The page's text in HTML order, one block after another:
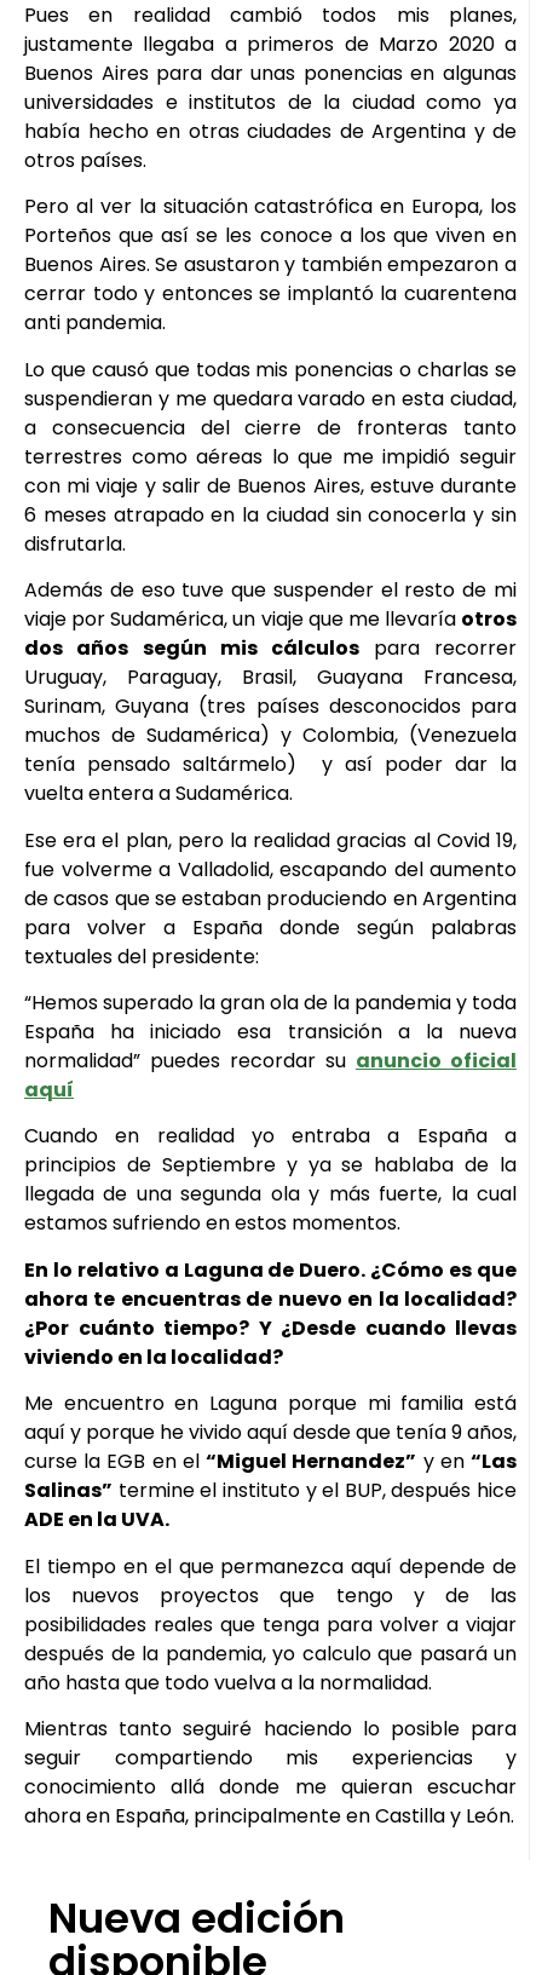
Pues en realidad cambió todos mis planes,
justamente llegaba a primeros de Marzo 2020 a
Buenos Aires para dar unas ponencias en algunas
universidades e institutos de la ciudad como ya
había hecho en otras ciudades de Argentina y de
otros países.
Pero al ver la situación catastrófica en Europa, los
Porteños que así se les conoce a los que viven en
Buenos Aires. Se asustaron y también empezaron a
cerrar todo y entonces se implantó la cuarentena
anti pandemia.
Lo que causó que todas mis ponencias o charlas se
suspendieran y me quedara varado en esta ciudad,
a consecuencia del cierre de fronteras tanto
terrestres como aéreas lo que me impidió seguir
con mi viaje y salir de Buenos Aires, estuve durante
6 meses atrapado en la ciudad sin conocerla y sin
disfrutarla.
Además de eso tuve que suspender el resto de mi
viaje por Sudamérica, un viaje que me llevaría otros
dos años según mis cálculos para recorrer
Uruguay, Paraguay, Brasil, Guayana Francesa,
Surinam, Guyana (tres países desconocidos para
muchos de Sudamérica) y Colombia, (Venezuela
tenía pensado saltármelo) y así poder dar la
vuelta entera a Sudamérica.
Ese era el plan, pero la realidad gracias al Covid 19,
fue volverme a Valladolid, escapando del aumento
de casos que se estaban produciendo en Argentina
para volver a España donde según palabras
textuales del presidente:
“Hemos superado la gran ola de la pandemia y toda
España ha iniciado esa transición a la nueva
normalidad” puedes recordar su anuncio oficial
aquí
Cuando en realidad yo entraba a España a
principios de Septiembre y ya se hablaba de la
llegada de una segunda ola y más fuerte, la cual
estamos sufriendo en estos momentos.
En lo relativo a Laguna de Duero. ¿Cómo es que
ahora te encuentras de nuevo en la localidad?
¿Por cuánto tiempo? Y ¿Desde cuando llevas
viviendo en la localidad?
Me encuentro en Laguna porque mi familia está
aquí y porque he vivido aquí desde que tenía 9 años,
curse la EGB en el“Miguel Hernandez” y en“Las
Salinas” termine el instituto y el BUP, después hice
ADE en la UVA.
El tiempo en el que permanezca aquí depende de
los nuevos proyectos que tengo y de las
posibilidades reales que tenga para volver a viajar
después de la pandemia, yo calculo que pasará un
año hasta que todo vuelva a la normalidad.
Mientras tanto seguiré haciendo lo posible para
seguir compartiendo mis experiencias y
conocimiento allá donde me quieran escuchar
ahora en España, principalmente en Castilla y León.
Nueva edición
disponible